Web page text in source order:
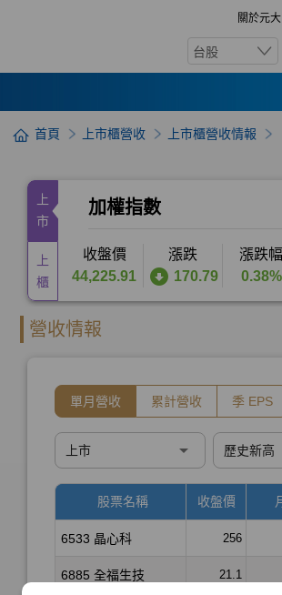
關於元大
台股
首頁 上市櫃營收 上市櫃營收情報